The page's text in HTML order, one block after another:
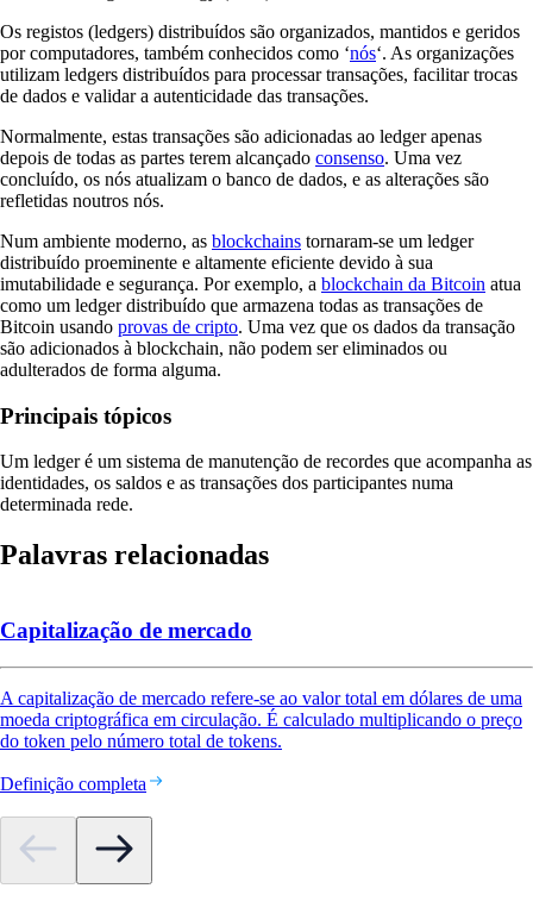
Os registos (ledgers) distribuídos são organizados, mantidos e geridos
por computadores, também conhecidos como ‘nós‘. As organizações
utilizam ledgers distribuídos para processar transações, facilitar trocas
de dados e validar a autenticidade das transações.
Normalmente, estas transações são adicionadas ao ledger apenas
depois de todas as partes terem alcançado consenso. Uma vez
concluído, os nós atualizam o banco de dados, e as alterações são
refletidas noutros nós.
Num ambiente moderno, as blockchains tornaram-se um ledger
distribuído proeminente e altamente eficiente devido à sua
imutabilidade e segurança. Por exemplo, a blockchain da Bitcoin atua
como um ledger distribuído que armazena todas as transações de
Bitcoin usando provas de cripto. Uma vez que os dados da transação
são adicionados à blockchain, não podem ser eliminados ou
adulterados de forma alguma.
Principais tópicos
Um ledger é um sistema de manutenção de recordes que acompanha as
identidades, os saldos e as transações dos participantes numa
determinada rede.
Palavras relacionadas
Capitalização de mercado
A capitalização de mercado refere-se ao valor total em dólares de uma
moeda criptográfica em circulação. É calculado multiplicando o preço
do token pelo número total de tokens.
Definição completa